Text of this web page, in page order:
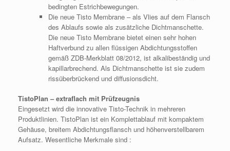
bedingten Estrichbewegungen.
Die neue Tisto Membrane – als Vlies auf dem Flansch
des Ablaufs sowie als zusätzliche Dichtmanschette.
Die neue Tisto Membrane bietet einen sehr hohen
Haftverbund zu allen flüssigen Abdichtungsstoffen
gemäß ZDB-Merkblatt 08/2012, ist alkalibeständig und
kapillarbrechend. Als Dichtmanschette ist sie zudem
rissüberbrückend und diffusionsdicht.
TistoPlan – extraflach mit Prüfzeugnis
Eingesetzt wird die innovative Tisto-Technik in mehreren
Produktlinien. TistoPlan ist ein Komplettablauf mit kompaktem
Gehäuse, breitem Abdichtungsflansch und höhenverstellbarem
Aufsatz. Wesentliche Merkmale sind :